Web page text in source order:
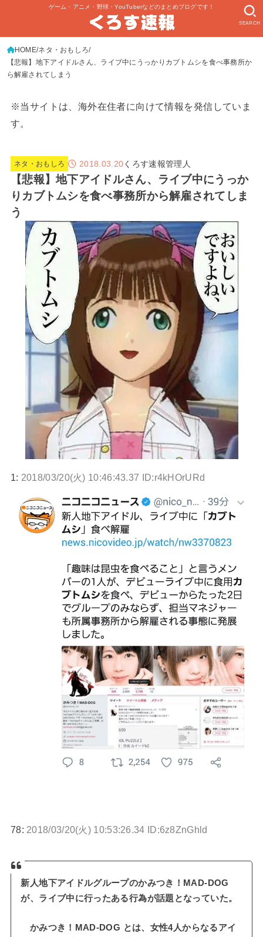
ゲーム・アニメ・野球・YouTuberなどのまとめブログです！
SEARCH
HOME ネタ・おもしろ
【悲報】地下アイドルさん、ライブ中にうっかりカブトムシを食べ事務所か
ら解雇されてしまう
※当サイトは、海外在住者に向けて情報を発信していま
す。
ネタ・おもしろ 2018.03.20くろす速報管理人
【悲報】地下アイドルさん、ライブ中にうっか
りカブトムシを食べ事務所から解雇されてしま
う
1: 2018/03/20(火) 10:46:43.37 ID:r4kHOrURd
78: 2018/03/20(火) 10:53:26.34 ID:6z8ZnGhld
新人地下アイドルグループのかみつき！MAD-DOG
が、ライブ中に行ったある行為が話題となっていた。
かみつき！MAD-DOG とは、女性4人からなるアイ